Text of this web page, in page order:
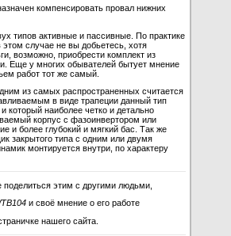
компенсировать провал нижних
типов активные и пассивные. По практике
случае не вы добьетесь, хотя
возможно, приобрести комплект из
Еще у многих обывателей бытует мнение
работ тот же самый.
из самых распространенных считается
в виде трапеции данный тип
который наиболее четко и детально
корпус с фазоинвертором или
и более глубокий и мягкий бас. Так же
закрытого типа с одним или двумя
монтируется внутри, по характеру
этим с другими людьми,
и своё мнение о его работе
нашего сайта.